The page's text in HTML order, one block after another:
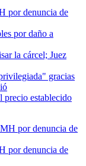
por denuncia de
por daño a
la cárcel; Juez
gracias
precio establecido
por denuncia de